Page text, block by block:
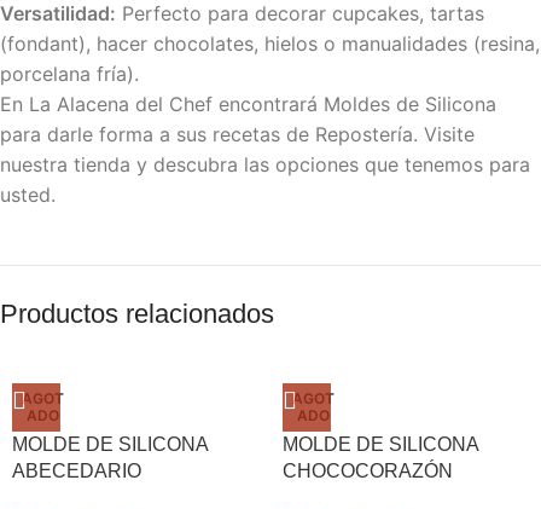
Versatilidad: Perfecto para decorar cupcakes, tartas
(fondant), hacer chocolates, hielos o manualidades (resina,
porcelana fría).
En La Alacena del Chef encontrará Moldes de Silicona
para darle forma a sus recetas de Repostería. Visite
nuestra tienda y descubra las opciones que tenemos para
usted.
Productos relacionados
AGOT
ADO
MOLDE DE SILICONA
ABECEDARIO
AGOT
ADO
MOLDE DE SILICONA
CHOCOCORAZÓN